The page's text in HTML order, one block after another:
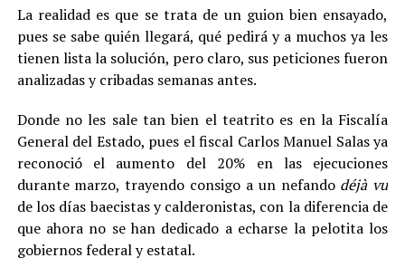
La realidad es que se trata de un guion bien ensayado,
pues se sabe quién llegará, qué pedirá y a muchos ya les
tienen lista la solución, pero claro, sus peticiones fueron
analizadas y cribadas semanas antes.
Donde no les sale tan bien el teatrito es en la Fiscalía
General del Estado, pues el fiscal Carlos Manuel Salas ya
reconoció el aumento del 20% en las ejecuciones
durante marzo, trayendo consigo a un nefando déjà vu
de los días baecistas y calderonistas, con la diferencia de
que ahora no se han dedicado a echarse la pelotita los
gobiernos federal y estatal.